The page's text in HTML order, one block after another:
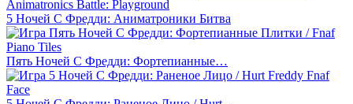
5 Ночей С Фредди: Аниматроники Битва
Пять Ночей С Фредди: Фортепианные…